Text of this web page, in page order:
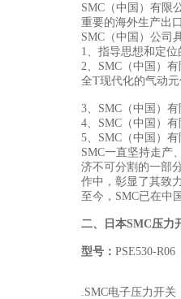
SMC（中国）有限
重要的海外生产出
SMC（中国）公司
1、指导思想和定
2、SMC（中国）
全T现代化的气动
3、SMC（中国）
4、SMC（中国）
5、SMC（中国）
SMC一直坚持走产
济不可分割的一部
作中，彰显了其致
至今，SMC已在中
二、 日本SMC压力
型号： PSE530-R06
.SMC电子压力开